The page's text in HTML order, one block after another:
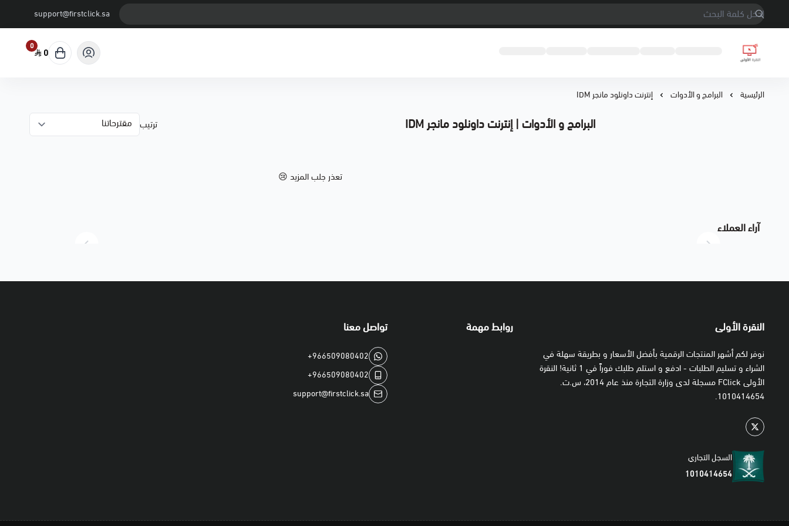
support@firstclick.sa
النقرة الأولى
0
0
الرئيسية البرامج و الأدوات إنترنت داونلود مانجر IDM
البرامج و الأدوات | إنترنت داونلود مانجر IDM ترتيب
تعذر جلب المزيد 😢
آراء العملاء
النقرة الأولى
نوفر لكم أشهر المنتجات الرقمية بأفضل الأسعار و بطريقة سهلة في
الشراء و تسليم الطلبات - ادفع و استلم طلبك فوراً في 1 ثانية! النقرة
الأولى FClick مسجلة لدى وزارة التجارة منذ عام 2014، س.ت.
1010414654.
السجل التجاري
1010414654
روابط مهمة تواصل معنا
+966509080402
+966509080402
support@firstclick.sa